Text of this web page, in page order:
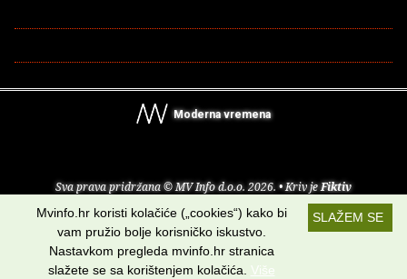
Moderna vremena
Sva prava pridržana © MV Info d.o.o. 2026. • Kriv jeFiktiv
O nama• Pomoć• Uvjeti korištenja•RSS kanali
Potraži nas na:
SLAŽEM SE
Mvinfo.hr koristi kolačiće („cookies“) kako bi
vam pružio bolje korisničko iskustvo.
Nastavkom pregleda mvinfo.hr stranica
slažete se sa korištenjem kolačića. Više